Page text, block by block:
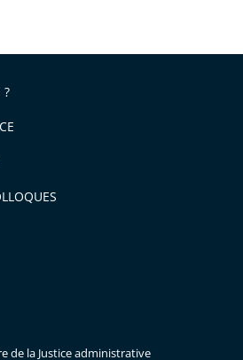
?
de la Justice administrative